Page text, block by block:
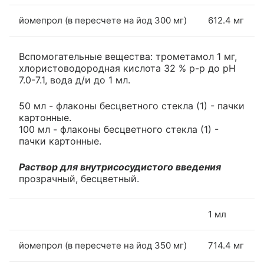
йомепрол (в пересчете на йод 300 мг) 612.4 мг
Вспомогательные вещества: трометамол 1 мг,
хлористоводородная кислота 32 % р-р до pH
7.0-7.1, вода д/и до 1 мл.
50 мл - флаконы бесцветного стекла (1) - пачки
картонные.
100 мл - флаконы бесцветного стекла (1) -
пачки картонные.
Раствор для внутрисосудистого введения
прозрачный, бесцветный.
1 мл
йомепрол (в пересчете на йод 350 мг) 714.4 мг